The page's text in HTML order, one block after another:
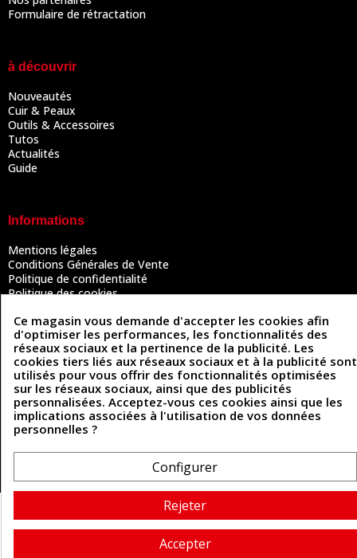
Formulaire de rétractation
à découvrir
Nouveautés
Cuir & Peaux
Outils & Accessoires
Tutos
Actualités
Guide
Informations
Mentions légales
Conditions Générales de Vente
Politique de confidentialité
Politique des cookies
Coordonnées
493 Chemin de Catougnac
81300 Graulhet
05 63 34 51 88
contact@cuirenstock.com
Cuirenstock © 2026 - Une création Quatrys 💙
Ce magasin vous demande d'accepter les cookies afin
d'optimiser les performances, les fonctionnalités des
réseaux sociaux et la pertinence de la publicité. Les
cookies tiers liés aux réseaux sociaux et à la publicité sont
utilisés pour vous offrir des fonctionnalités optimisées
sur les réseaux sociaux, ainsi que des publicités
personnalisées. Acceptez-vous ces cookies ainsi que les
implications associées à l'utilisation de vos données
personnelles ?
Configurer
Rejeter
Accepter